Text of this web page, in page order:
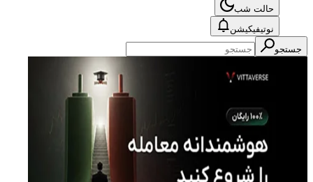
حالت شب
نوتیفیکیشن
جستجو